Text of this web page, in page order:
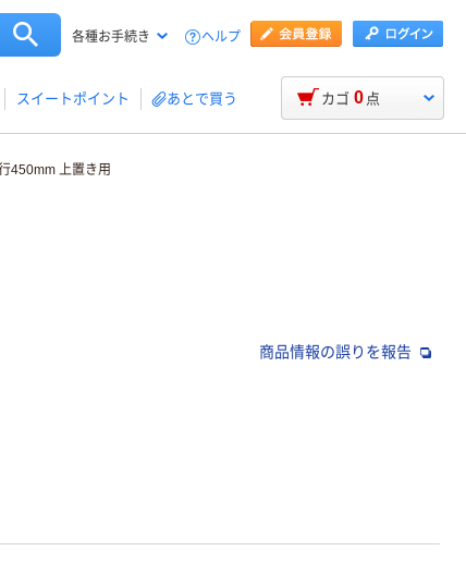
各種お手続き ヘルプ
スイートポイント あとで買う カゴ 0 点
450mm 上置き用
商品情報の誤りを報告